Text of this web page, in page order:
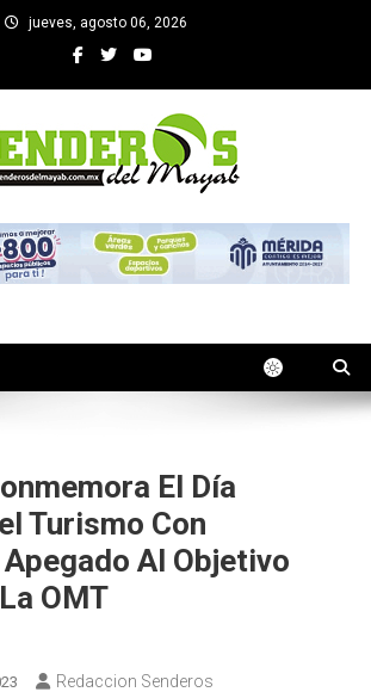
jueves, agosto 06, 2026
DEL MAYAB
El Día
Turismo Con
Al Objetivo
OMT
Redaccion Senderos